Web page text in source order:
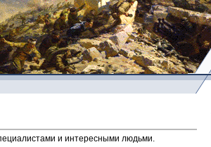
и интересными людьми.